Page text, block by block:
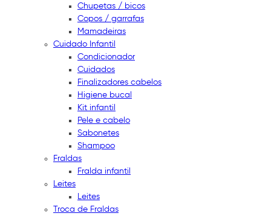
Chupetas / bicos
Copos / garrafas
Mamadeiras
Cuidado Infantil
Condicionador
Cuidados
Finalizadores cabelos
Higiene bucal
Kit infantil
Pele e cabelo
Sabonetes
Shampoo
Fraldas
Fralda infantil
Leites
Leites
Troca de Fraldas